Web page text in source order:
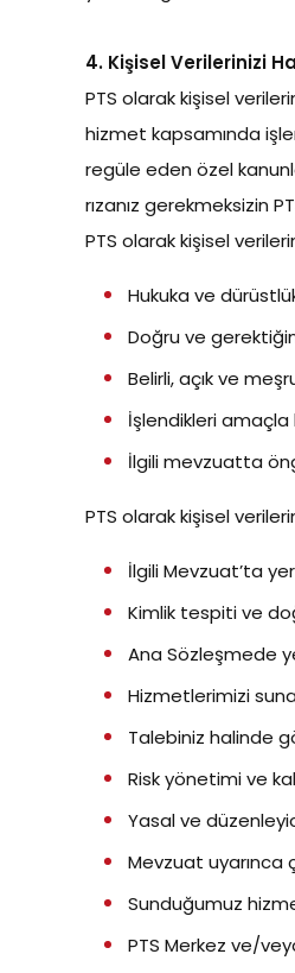
4. Kişisel Verilerinizi
PTS olarak kişisel
hizmet kapsamında
regüle eden özel
rızanız gerekmeksizin
PTS olarak kişisel
Hukuka ve
Doğru ve
Belirli, açık ve
İşlendikleri amaçla
İlgili mevzuatta
PTS olarak kişisel
İlgili Mevzuat’ta
Kimlik tespiti ve
Ana Sözleşmede
Hizmetlerimizi
Talebiniz halinde
Risk yönetimi ve
Yasal ve
Mevzuat uyarınca
Sunduğumuz
PTS Merkez ve/